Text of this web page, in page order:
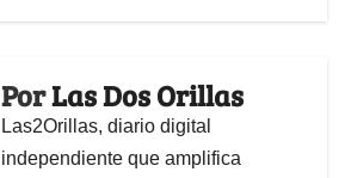
PorLas Dos Orillas
Las2Orillas, diario digital
independiente que amplifica